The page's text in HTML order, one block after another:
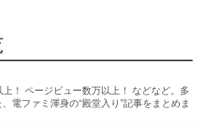
電ファミ渾身の“殿堂入り”記事をまとめま
ーの方々に製作時のエピソードをお聞き
ゲーム）とは何か？を探っていきます。